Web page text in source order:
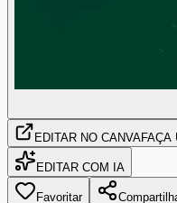
EDITAR NO CANVAFAÇA
EDITAR COM IA
Favoritar